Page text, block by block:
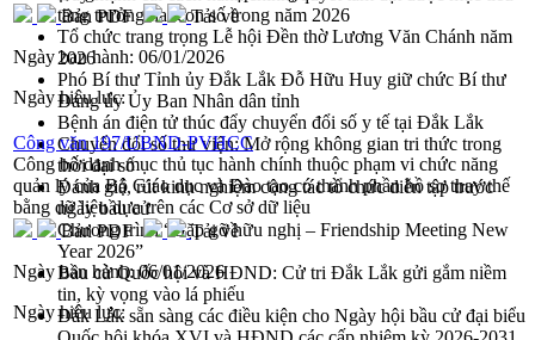
tăng trưởng hai con số trong năm 2026
Tổ chức trang trọng Lễ hội Đền thờ Lương Văn Chánh năm
2026
Phó Bí thư Tỉnh ủy Đắk Lắk Đỗ Hữu Huy giữ chức Bí thư
Đảng ủy Ủy Ban Nhân dân tỉnh
Bệnh án điện tử thúc đẩy chuyển đổi số y tế tại Đắk Lắk
Chuyển đổi số thư viện: Mở rộng không gian tri thức trong
thời đại số
Đánh giá, rút kinh nghiệm công tác tổ chức diễn tập trước
ngày bầu cử
Chương trình “Gặp gỡ hữu nghị – Friendship Meeting New
Year 2026”
Bầu cử Quốc hội và HĐND: Cử tri Đắk Lắk gửi gắm niềm
tin, kỳ vọng vào lá phiếu
Đắk Lắk sẵn sàng các điều kiện cho Ngày hội bầu cử đại biểu
Bản PDF
Tải về
Ngày ban hành: 06/01/2026
Ngày hiệu lực:
Công văn 197/UBND-PVHCC
Công bố danh mục thủ tục hành chính thuộc phạm vi chức năng
quản lý của Bộ Giáo dục và Đào tạo có thành phần hồ sơ thay thế
bằng dữ liệu dựa trên các Cơ sở dữ liệu
Bản PDF
Tải về
Ngày ban hành:06/01/2026
Ngày hiệu lực: